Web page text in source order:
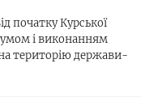
початку Курської
і виконанням
на територію держави-